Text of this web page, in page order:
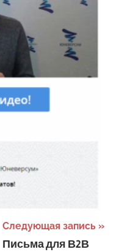
Следующая запись
Письма для В2В